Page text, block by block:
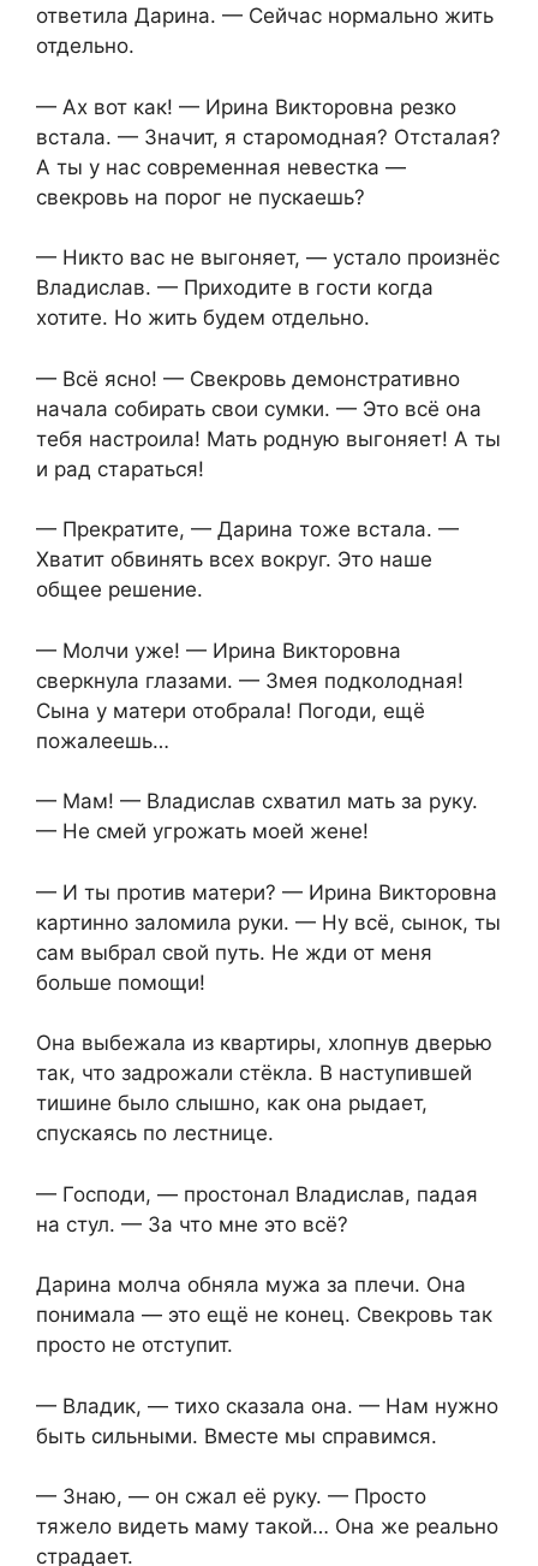
ответила Дарина. — Сейчас нормально жить
отдельно.
— Ах вот как! — Ирина Викторовна резко
встала. — Значит, я старомодная? Отсталая?
А ты у нас современная невестка —
свекровь на порог не пускаешь?
— Никто вас не выгоняет, — устало произнёс
Владислав. — Приходите в гости когда
хотите. Но жить будем отдельно.
— Всё ясно! — Свекровь демонстративно
начала собирать свои сумки. — Это всё она
тебя настроила! Мать родную выгоняет! А ты
и рад стараться!
— Прекратите, — Дарина тоже встала. —
Хватит обвинять всех вокруг. Это наше
общее решение.
— Молчи уже! — Ирина Викторовна
сверкнула глазами. — Змея подколодная!
Сына у матери отобрала! Погоди, ещё
пожалеешь…
— Мам! — Владислав схватил мать за руку.
— Не смей угрожать моей жене!
— И ты против матери? — Ирина Викторовна
картинно заломила руки. — Ну всё, сынок, ты
сам выбрал свой путь. Не жди от меня
больше помощи!
Она выбежала из квартиры, хлопнув дверью
так, что задрожали стёкла. В наступившей
тишине было слышно, как она рыдает,
спускаясь по лестнице.
— Господи, — простонал Владислав, падая
на стул. — За что мне это всё?
Дарина молча обняла мужа за плечи. Она
понимала — это ещё не конец. Свекровь так
просто не отступит.
— Владик, — тихо сказала она. — Нам нужно
быть сильными. Вместе мы справимся.
— Знаю, — он сжал её руку. — Просто
тяжело видеть маму такой… Она же реально
страдает.